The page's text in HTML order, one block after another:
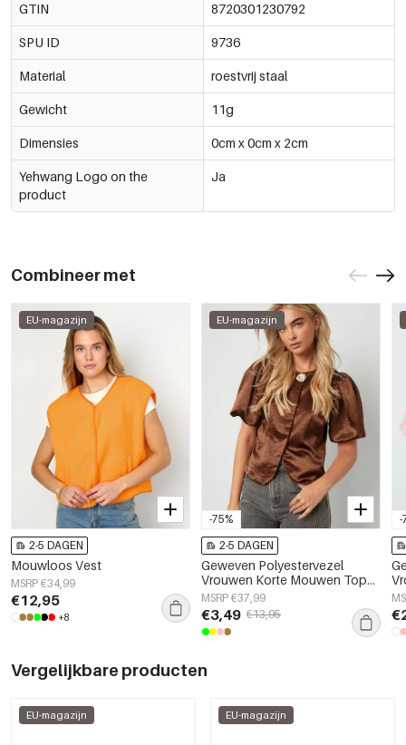
GTIN 8720301230792
SPU ID 9736
Material roestvrij staal
Gewicht 11g
Dimensies 0cm x 0cm x 2cm
Yehwang Logo on the
product
Ja
Combineer met
EU-magazijn
2-5 DAGEN
Mouwloos Vest
MSRP €34,99
€12,95
+8
-75%
EU-magazijn
2-5 DAGEN
Geweven Polyestervezel
Vrouwen Korte Mouwen Tops
Elegant Solide Kleur
MSRP €37,99
€3,49 €13,95
-
Vergelijkbare producten
EU-magazijn EU-magazijn